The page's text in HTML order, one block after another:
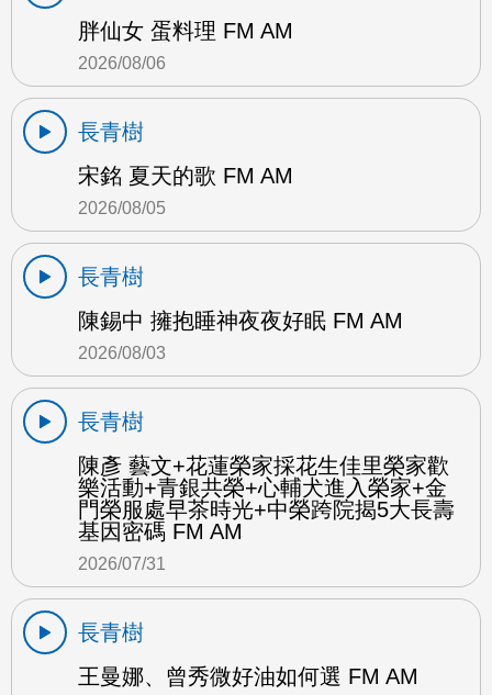
胖仙女 蛋料理 FM AM
2026/08/06
長青樹
宋銘 夏天的歌 FM AM
2026/08/05
長青樹
陳錫中 擁抱睡神夜夜好眠 FM AM
2026/08/03
長青樹
陳彥 藝文+花蓮榮家採花生佳里榮家歡
樂活動+青銀共榮+心輔犬進入榮家+金
門榮服處早茶時光+中榮跨院揭5大長壽
基因密碼 FM AM
2026/07/31
長青樹
王曼娜、曾秀微好油如何選 FM AM